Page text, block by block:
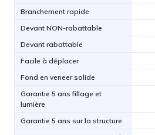
Branchement rapide
Devant NON-rabattable
Devant rabattable
Facile à déplacer
Fond en veneer solide
Garantie 5 ans fillage et
lumière
Garantie 5 ans sur la structure